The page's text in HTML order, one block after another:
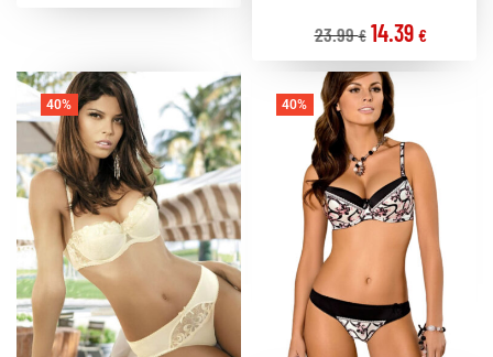
23.99€ 14.39 €
40% 40%